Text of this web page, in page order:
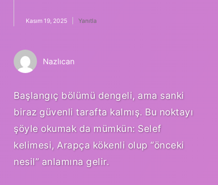
Kasım 19, 2025 Yanıtla
Nazlıcan
Başlangıç bölümü dengeli, ama sanki
biraz güvenli tarafta kalmış. Bu noktayı
şöyle okumak da mümkün: Selef
kelimesi, Arapça kökenli olup “önceki
nesil” anlamına gelir.